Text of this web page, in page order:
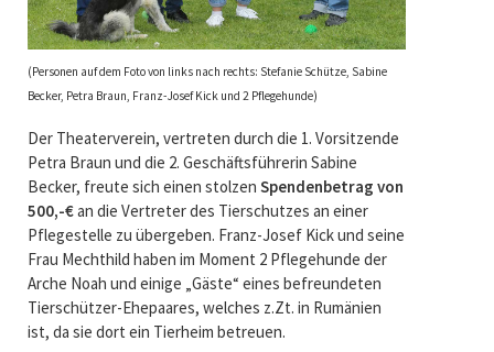
(Personen auf dem Foto von links nach rechts: Stefanie Schütze, Sabine
Becker, Petra Braun, Franz-Josef Kick und 2 Pflegehunde)
Der Theaterverein, vertreten durch die 1. Vorsitzende
Petra Braun und die 2. Geschäftsführerin Sabine
Becker, freute sich einen stolzen Spendenbetrag von
500,-€an die Vertreter des Tierschutzes an einer
Pflegestelle zu übergeben. Franz-Josef Kick und seine
Frau Mechthild haben im Moment 2 Pflegehunde der
Arche Noah und einige „Gäste“ eines befreundeten
Tierschützer-Ehepaares, welches z.Zt. in Rumänien
ist, da sie dort ein Tierheim betreuen.